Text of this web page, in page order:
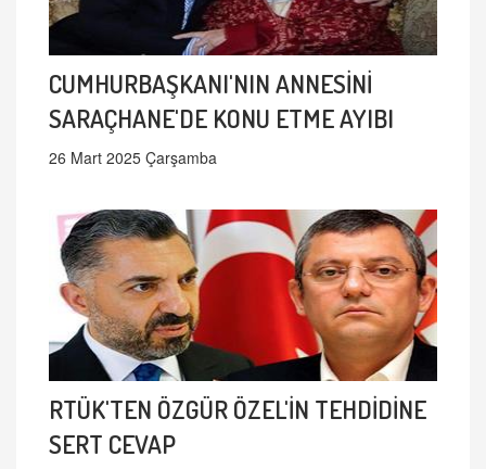
CUMHURBAŞKANI'NIN ANNESİNİ
SARAÇHANE'DE KONU ETME AYIBI
26 Mart 2025 Çarşamba
RTÜK'TEN ÖZGÜR ÖZEL'İN TEHDİDİNE
SERT CEVAP